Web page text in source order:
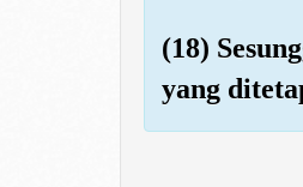
(18)
yang